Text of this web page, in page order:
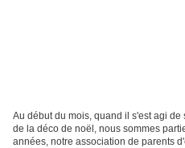
Au début du mois, quand il s'est agi
de la déco de noël, nous sommes
années, notre association de parents